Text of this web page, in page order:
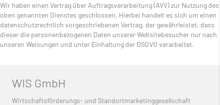
Wir haben einen Vertrag über Auftragsverarbeitung (AVV) zur Nutzung des
oben genannten Dienstes geschlossen. Hierbei handelt es sich um einen
datenschutzrechtlich vorgeschriebenen Vertrag, der gewährleistet, dass
dieser die personenbezogenen Daten unserer Websitebesucher nur nach
unseren Weisungen und unter Einhaltung der DSGVO verarbeitet.
WIS GmbH
Wirtschaftsförderungs- und Standortmarketinggesellschaft